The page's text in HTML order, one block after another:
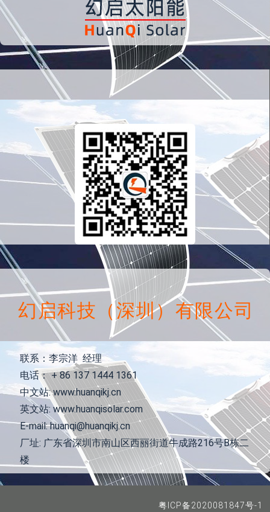
幻启科技（深圳）有限公司
联系：李宗洋 经理
电话： + 86 137 1444 1361
中文站: www.huanqikj.cn
英文站: www.huanqisolar.com
E-mail: huanqi@huanqikj.cn
厂址: 广东省深圳市南山区西丽街道牛成路216号B栋二
楼
粤ICP备2020081847号-1